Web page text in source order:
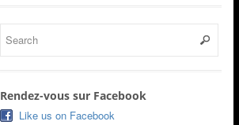
Rendez-vous sur Facebook
Like us on Facebook